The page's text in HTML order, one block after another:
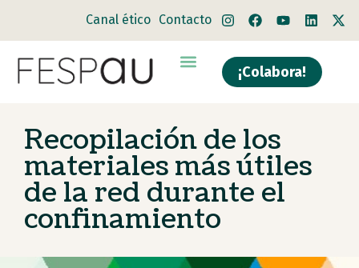
Canal ético Contacto
¡Colabora!
Recopilación de los
materiales más útiles
de la red durante el
confinamiento